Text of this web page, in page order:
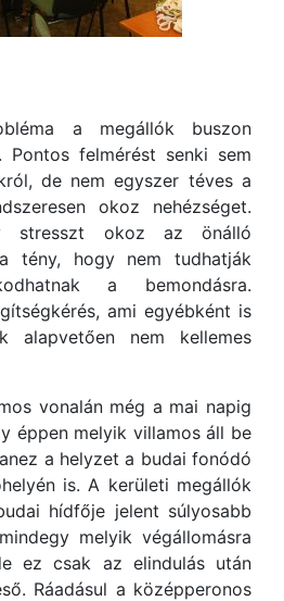
a megállók buszon
Pontos felmérést senki sem
de nem egyszer téves a
okoz nehézséget.
stresszt okoz az önálló
tény, hogy nem tudhatják
a bemondásra.
ami egyébként is
alapvetően nem kellemes
vonalán még a mai napig
éppen melyik villamos áll be
a helyzet a budai fonódó
is. A kerületi megállók
hídfője jelent súlyosabb
melyik végállomásra
ez csak az elindulás után
Ráadásul a középperonos